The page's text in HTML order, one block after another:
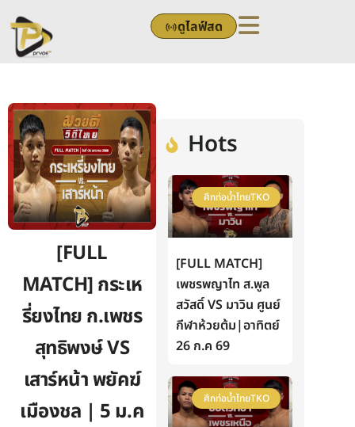
to
content
ดูไลฟ์สด
[FULL
MATCH] กระเห
รี่ยงไทย ก.เพชร
สุทธิพงษ์ VS
เสาร์หน้า พยัคฆ์
เมืองชล | 5 ม.ค
Hots
ศึกท่อน้ำไทยTKO
[FULL MATCH]
เพชรพญาไท ส.พูล
สวัสดิ์ VS มาวิน ศูนย์
กีฬาห้วยต้ม|อาทิตย์
26 ก.ค 69
ศึกท่อน้ำไทยTKO